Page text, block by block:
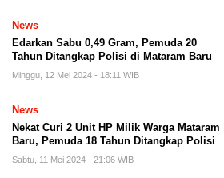
News
Edarkan Sabu 0,49 Gram, Pemuda 20
Tahun Ditangkap Polisi di Mataram Baru
Minggu, 12 Mei 2024 - 18:11 WIB
News
Nekat Curi 2 Unit HP Milik Warga Mataram
Baru, Pemuda 18 Tahun Ditangkap Polisi
Sabtu, 11 Mei 2024 - 21:06 WIB